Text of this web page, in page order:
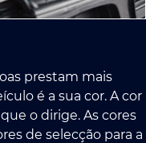
prestam mais
é a sua cor. A cor
o dirige. As cores
de selecção para a